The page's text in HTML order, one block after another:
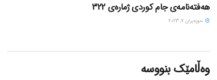
هەفتەنامەی جام کوردی ژمارەی 322
حوزه‌یران 7, 2023
وەڵامێک بنووسە